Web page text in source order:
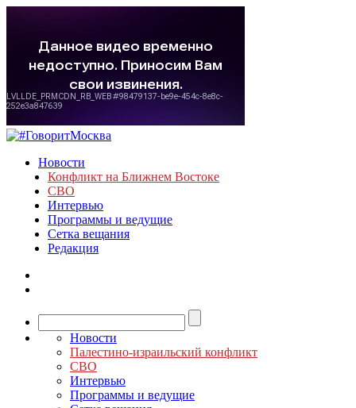
Новости
Конфликт на Ближнем Востоке
СВО
Интервью
Программы и ведущие
Сетка вещания
Редакция
Новости
Палестино-израильский конфликт
СВО
Интервью
Программы и ведущие